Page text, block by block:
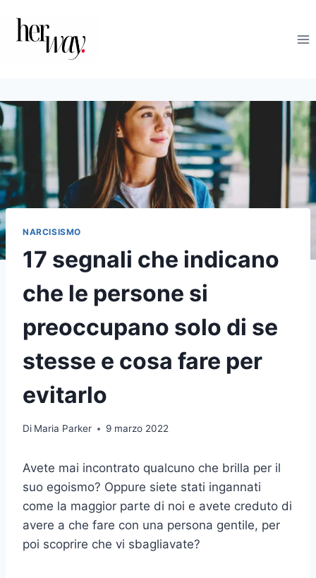
contenuto
NARCISISMO
17 segnali che indicano
che le persone si
preoccupano solo di se
stesse e cosa fare per
evitarlo
Di Maria Parker 9 marzo 2022
Avete mai incontrato qualcuno che brilla per il
suo egoismo? Oppure siete stati ingannati
come la maggior parte di noi e avete creduto di
avere a che fare con una persona gentile, per
poi scoprire che vi sbagliavate?